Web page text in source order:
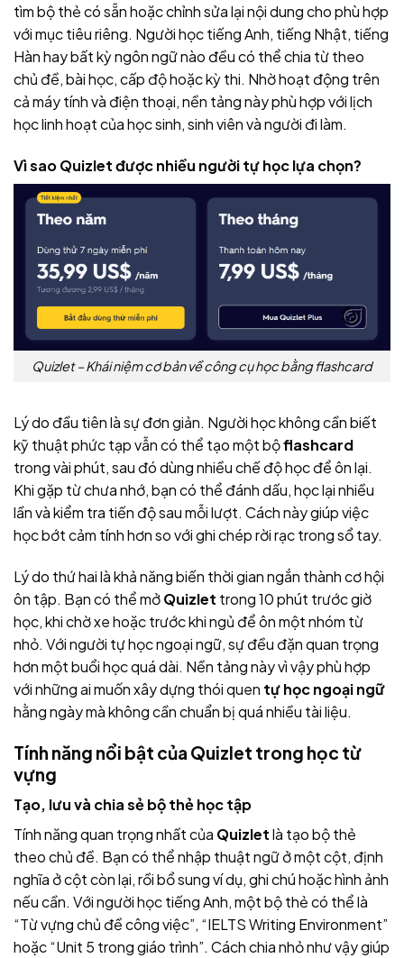
tìm bộ thẻ có sẵn hoặc chỉnh sửa lại nội dung cho phù hợp
với mục tiêu riêng. Người học tiếng Anh, tiếng Nhật, tiếng
Hàn hay bất kỳ ngôn ngữ nào đều có thể chia từ theo
chủ đề, bài học, cấp độ hoặc kỳ thi. Nhờ hoạt động trên
cả máy tính và điện thoại, nền tảng này phù hợp với lịch
học linh hoạt của học sinh, sinh viên và người đi làm.
Vì sao Quizlet được nhiều người tự học lựa chọn?
Quizlet – Khái niệm cơ bản về công cụ học bằng flashcard
Lý do đầu tiên là sự đơn giản. Người học không cần biết
kỹ thuật phức tạp vẫn có thể tạo một bộflashcard
trong vài phút, sau đó dùng nhiều chế độ học để ôn lại.
Khi gặp từ chưa nhớ, bạn có thể đánh dấu, học lại nhiều
lần và kiểm tra tiến độ sau mỗi lượt. Cách này giúp việc
học bớt cảm tính hơn so với ghi chép rời rạc trong sổ tay.
Lý do thứ hai là khả năng biến thời gian ngắn thành cơ hội
ôn tập. Bạn có thể mởQuizlet trong 10 phút trước giờ
học, khi chờ xe hoặc trước khi ngủ để ôn một nhóm từ
nhỏ. Với người tự học ngoại ngữ, sự đều đặn quan trọng
hơn một buổi học quá dài. Nền tảng này vì vậy phù hợp
với những ai muốn xây dựng thói quen tự học ngoại ngữ
hằng ngày mà không cần chuẩn bị quá nhiều tài liệu.
Tính năng nổi bật của Quizlet trong học từ
vựng
Tạo, lưu và chia sẻ bộ thẻ học tập
Tính năng quan trọng nhất của Quizletlà tạo bộ thẻ
theo chủ đề. Bạn có thể nhập thuật ngữ ở một cột, định
nghĩa ở cột còn lại, rồi bổ sung ví dụ, ghi chú hoặc hình ảnh
nếu cần. Với người học tiếng Anh, một bộ thẻ có thể là
“Từ vựng chủ đề công việc”, “IELTS Writing Environment”
hoặc “Unit 5 trong giáo trình”. Cách chia nhỏ như vậy giúp